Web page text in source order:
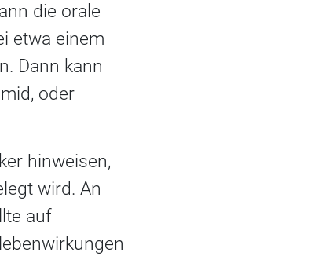
die orale
etwa einem
Dann kann
oder
hinweisen,
wird. An
auf